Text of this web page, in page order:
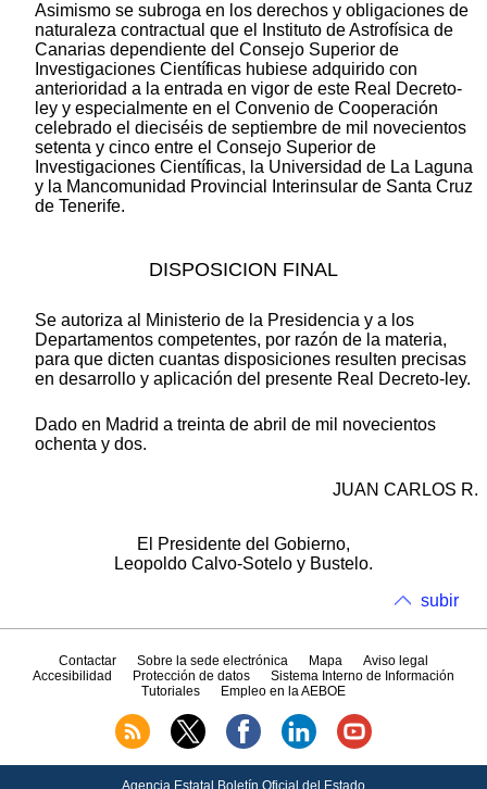
Asimismo se subroga en los derechos y obligaciones de
naturaleza contractual que el Instituto de Astrofísica de
Canarias dependiente del Consejo Superior de
Investigaciones Científicas hubiese adquirido con
anterioridad a la entrada en vigor de este Real Decreto-
ley y especialmente en el Convenio de Cooperación
celebrado el dieciséis de septiembre de mil novecientos
setenta y cinco entre el Consejo Superior de
Investigaciones Científicas, la Universidad de La Laguna
y la Mancomunidad Provincial Interinsular de Santa Cruz
de Tenerife.
DISPOSICION FINAL
Se autoriza al Ministerio de la Presidencia y a los
Departamentos competentes, por razón de la materia,
para que dicten cuantas disposiciones resulten precisas
en desarrollo y aplicación del presente Real Decreto-ley.
Dado en Madrid a treinta de abril de mil novecientos
ochenta y dos.
JUAN CARLOS R.
El Presidente del Gobierno,
Leopoldo Calvo-Sotelo y Bustelo.
subir
Contactar Sobre la sede electrónica Mapa
Aviso legal
Accesibilidad
Protección de datos
Sistema Interno de Información
Tutoriales
Empleo en la AEBOE